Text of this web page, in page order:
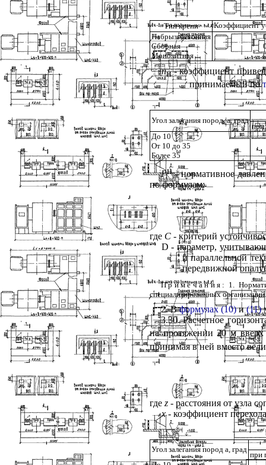
Тип крепи
Коэффициент
Набрызгбетонная
Сборная
Монолитная
пн- коэффициент
принимаемый по
Угол залегания пород,a, град
при
До 10
От 10 до 35
Более 35
Pн- нормативное
по формулам:
где C - критерий
D - параметр,
и параллельной
передвижной
Примечания : 1.
специализированных организаций.
2. Вформулах (10)и(11)
3.30. Расчетное
на протяжении 20 м
принимая в ней вместо
где z - расстояния от узла
х- коэффициент
Угол залегания пород a, град
при